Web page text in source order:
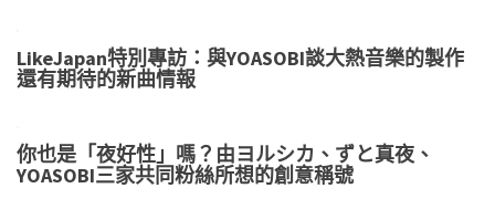
LikeJapan特別專訪：與YOASOBI談大熱音樂的製作
還有期待的新曲情報
你也是「夜好性」嗎？由ヨルシカ、ずと真夜、
YOASOBI三家共同粉絲所想的創意稱號